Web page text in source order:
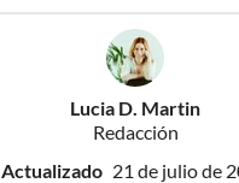
Lucia D. Martin
Redacción
Actualizado 21 de julio de